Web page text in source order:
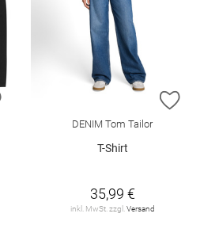
ZUR WUNSCHLISTE HINZUFÜGEN
DENIM Tom Tailor
T-Shirt
35,99 €
inkl. MwSt. zzgl.Versand